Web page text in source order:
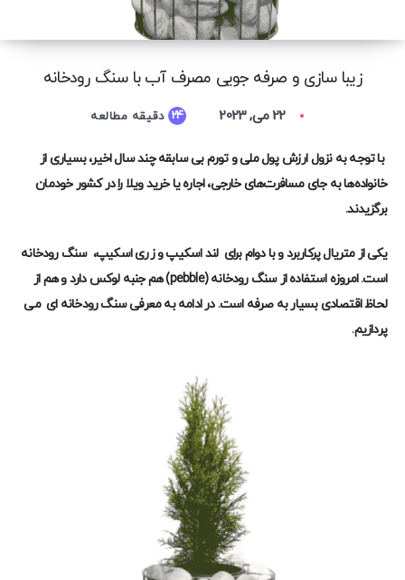
زیبا سازی و صرفه جویی مصرف آب با سنگ رودخانه
22 می, 2023 24 دقیقه مطالعه
با توجه به نزول ارزش پول ملی و تورم بی سابقه چند سال اخیر، بسیاری از
خانواده‌ها به جای مسافرت‌های خارجی، اجاره یا خرید ویلا را در کشور خودمان
برگزیدند.
یکی از متریال پرکاربرد و با دوام برای لند اسکیپ و زری اسکیپ،سنگ رودخانه
است. امروزه استفاده ازسنگ رودخانه (pebble
)هم جنبه لوکس دارد و هم از
لحاظ اقتصادی بسیار به صرفه است. در ادامه به معرفیسنگ رودخانه ای می
پردازیم.